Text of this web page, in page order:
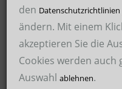
den Datenschutzrichtlinien
ändern. Mit einem
akzeptieren Sie die
Cookies werden auch
Auswahl ablehnen.
Hoffmann International
Arbeitssicherheit
Hoffmann Malerservice GmbH
Maler/ Lackierer